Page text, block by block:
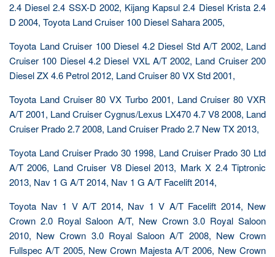
2.4 Diesel 2.4 SSX-D 2002, Kijang Kapsul 2.4 Diesel Krista 2.4
D 2004, Toyota Land Cruiser 100 Diesel Sahara 2005,
Toyota Land Cruiser 100 Diesel 4.2 Diesel Std A/T 2002, Land
Cruiser 100 Diesel 4.2 Diesel VXL A/T 2002, Land Cruiser 200
Diesel ZX 4.6 Petrol 2012, Land Cruiser 80 VX Std 2001,
Toyota Land Cruiser 80 VX Turbo 2001, Land Cruiser 80 VXR
A/T 2001, Land Cruiser Cygnus/Lexus LX470 4.7 V8 2008, Land
Cruiser Prado 2.7 2008, Land Cruiser Prado 2.7 New TX 2013,
Toyota Land Cruiser Prado 30 1998, Land Cruiser Prado 30 Ltd
A/T 2006, Land Cruiser V8 Diesel 2013, Mark X 2.4 Tiptronic
2013, Nav 1 G A/T 2014, Nav 1 G A/T Facelift 2014,
Toyota Nav 1 V A/T 2014, Nav 1 V A/T Facelift 2014, New
Crown 2.0 Royal Saloon A/T, New Crown 3.0 Royal Saloon
2010, New Crown 3.0 Royal Saloon A/T 2008, New Crown
Fullspec A/T 2005, New Crown Majesta A/T 2006, New Crown